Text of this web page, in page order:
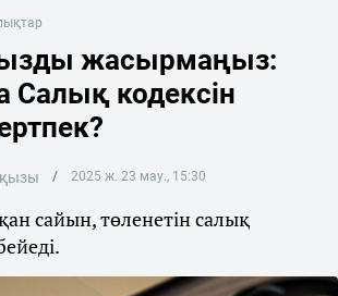
жасырмаңыз:
Салық кодексін
2025 ж. 23 мау., 15:30
сайын, төленетін салық